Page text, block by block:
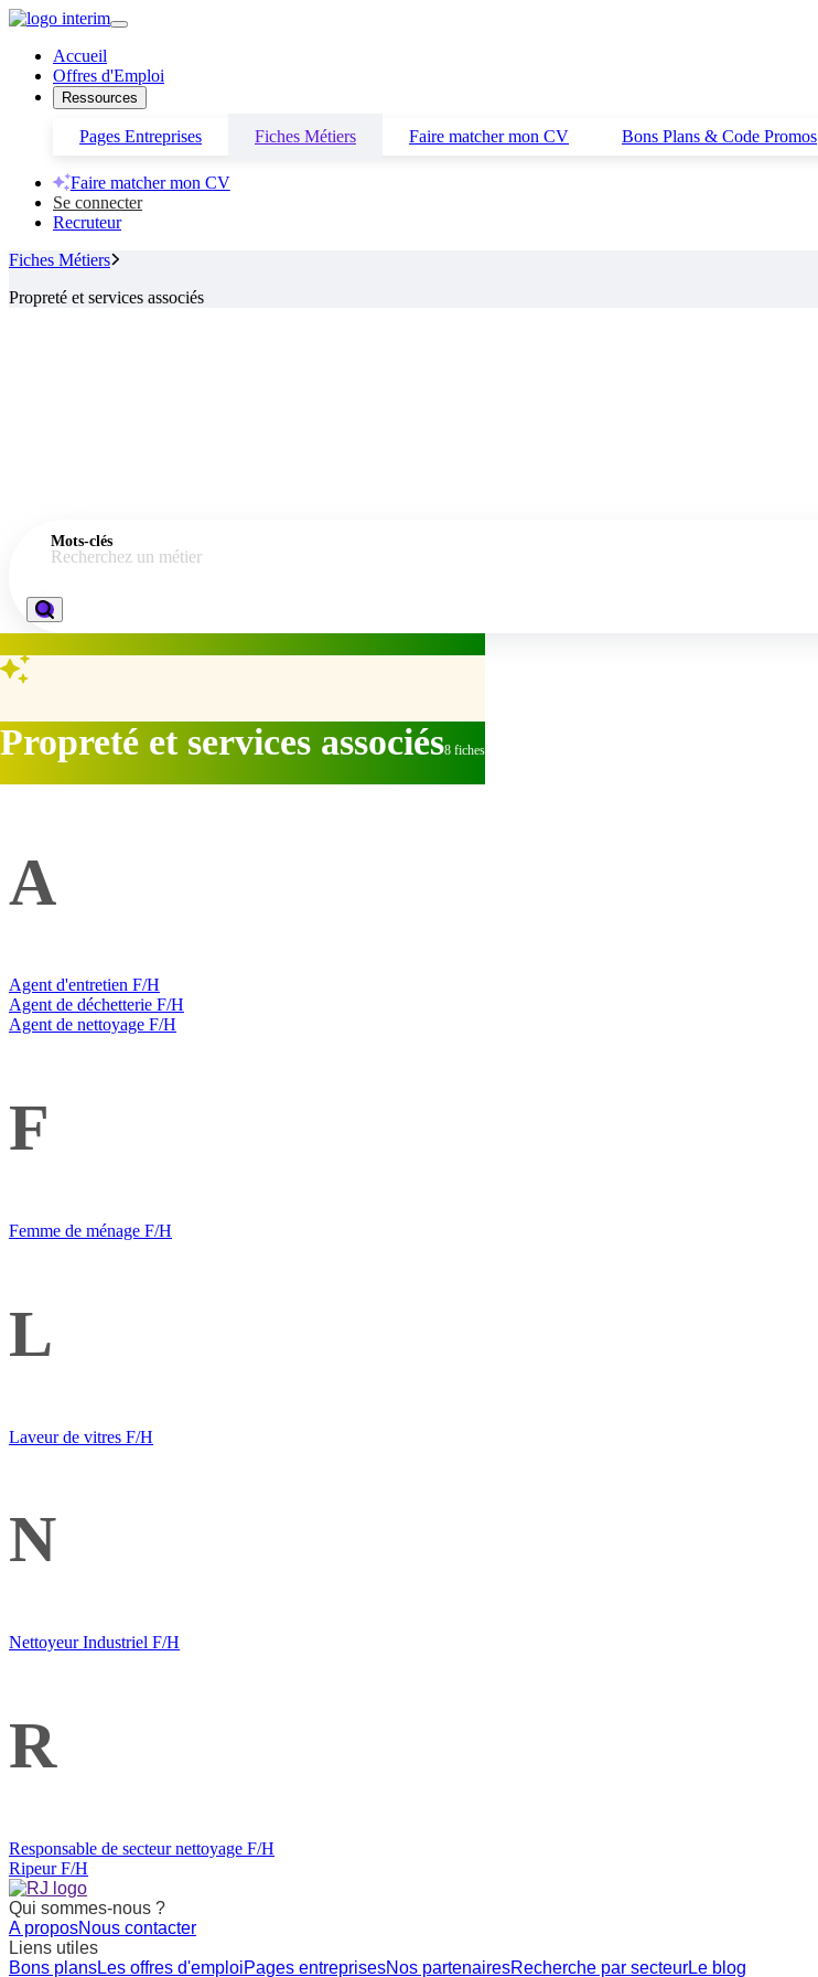
Accueil
Offres d'Emploi
Ressources
Pages Entreprises Fiches Métiers Faire matcher mon CV Bons Plans & Code Promos
Faire matcher mon CV
Se connecter
Recruteur
Fiches Métiers
Propreté et services associés
Mots-clés
Recherchez un métier
Propreté et services associés8 fiches
A
Agent d'entretien F/H
Agent de déchetterie F/H
Agent de nettoyage F/H
F
Femme de ménage F/H
L
Laveur de vitres F/H
N
Nettoyeur Industriel F/H
R
Responsable de secteur nettoyage F/H
Ripeur F/H
Qui sommes-nous ?
A proposNous contacter
Liens utiles
Bons plansLes offres d'emploiPages entreprisesNos partenairesRecherche par secteurLe blog